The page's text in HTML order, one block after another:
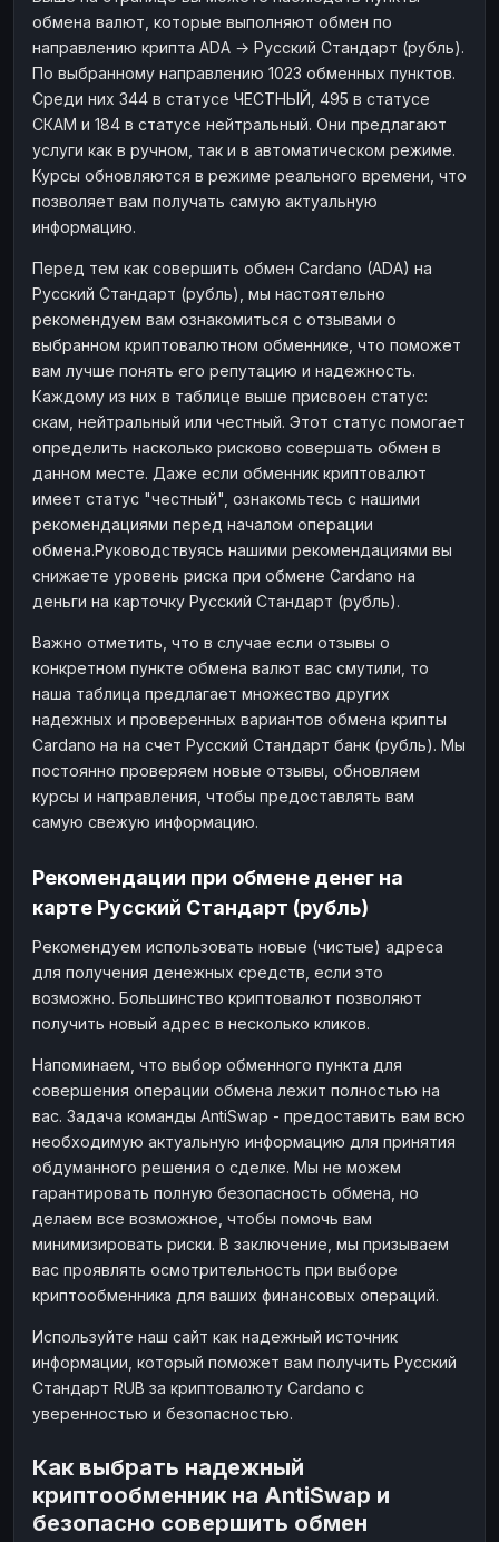
обмена валют, которые выполняют обмен по
направлению крипта ADA → Русский Стандарт (рубль).
По выбранному направлению 1023 обменных пунктов.
Среди них 344 в статусе ЧЕСТНЫЙ, 495 в статусе
СКАМ и 184 в статусе нейтральный. Они предлагают
услуги как в ручном, так и в автоматическом режиме.
Курсы обновляются в режиме реального времени, что
позволяет вам получать самую актуальную
информацию.
Перед тем как совершить обмен Cardano (ADA) на
Русский Стандарт (рубль), мы настоятельно
рекомендуем вам ознакомиться с отзывами о
выбранном криптовалютном обменнике, что поможет
вам лучше понять его репутацию и надежность.
Каждому из них в таблице выше присвоен статус:
скам, нейтральный или честный. Этот статус помогает
определить насколько рисково совершать обмен в
данном месте. Даже если обменник криптовалют
имеет статус "честный", ознакомьтесь с нашими
рекомендациями перед началом операции
обмена.Руководствуясь нашими рекомендациями вы
снижаете уровень риска при обмене Cardano на
деньги на карточку Русский Стандарт (рубль).
Важно отметить, что в случае если отзывы о
конкретном пункте обмена валют вас смутили, то
наша таблица предлагает множество других
надежных и проверенных вариантов обмена крипты
Cardano на на счет Русский Стандарт банк (рубль). Мы
постоянно проверяем новые отзывы, обновляем
курсы и направления, чтобы предоставлять вам
самую свежую информацию.
Рекомендации при обмене денег на
карте Русский Стандарт (рубль)
Рекомендуем использовать новые (чистые) адреса
для получения денежных средств, если это
возможно. Большинство криптовалют позволяют
получить новый адрес в несколько кликов.
Напоминаем, что выбор обменного пункта для
совершения операции обмена лежит полностью на
вас. Задача команды AntiSwap - предоставить вам всю
необходимую актуальную информацию для принятия
обдуманного решения о сделке. Мы не можем
гарантировать полную безопасность обмена, но
делаем все возможное, чтобы помочь вам
минимизировать риски. В заключение, мы призываем
вас проявлять осмотрительность при выборе
криптообменника для ваших финансовых операций.
Используйте наш сайт как надежный источник
информации, который поможет вам получить Русский
Стандарт RUB за криптовалюту Cardano с
уверенностью и безопасностью.
Как выбрать надежный
криптообменник на AntiSwap и
безопасно совершить обмен